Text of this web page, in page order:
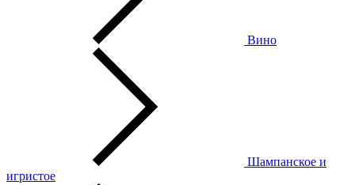
Вино
Шампанское и
игристое